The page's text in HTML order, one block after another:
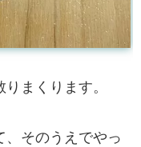
まくります。
、そのうえでやっ